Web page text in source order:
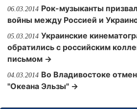
06.03.2014 Рок-музыканты
войны между Россией и
05.03.2014 Украинские
обратились с российским
письмом →
04.03.2014 Во Владивостоке
"Океана Эльзы" →